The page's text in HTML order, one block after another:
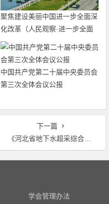
聚焦建设美丽中国进一步全面深
化改革（人民观察·进一步全面
深化改革的“七个聚焦”）
中国共产党第二十届中央委员会
第三次全体会议公报
下一篇
《河北省地下水超采综合治理五年实施计划（2018—2022年）》出台
学会管理办法